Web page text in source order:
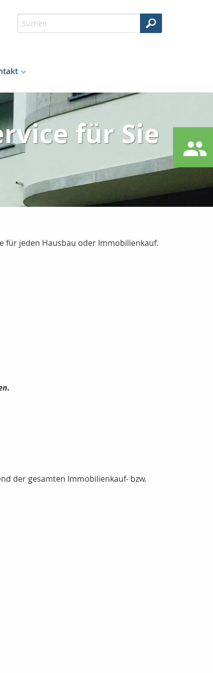
für Sie
für jeden Hausbau oder Immobilienkauf.
der gesamten Immobilienkauf- bzw.